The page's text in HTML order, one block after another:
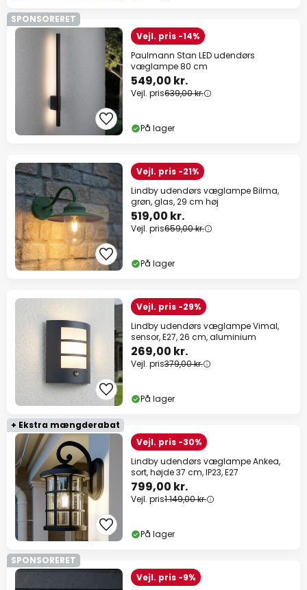
SPONSORERET
Vejl. pris -14%
Paulmann Stan LED udendørs
væglampe 80 cm
549,00 kr.
Vejl. pris639,00 kr.
På lager
Vejl. pris -21%
Lindby udendørs væglampe Bilma,
grøn, glas, 29 cm høj
519,00 kr.
Vejl. pris659,00 kr.
På lager
Vejl. pris -29%
Lindby udendørs væglampe Vimal,
sensor, E27, 26 cm, aluminium
269,00 kr.
Vejl. pris379,00 kr.
På lager
+ Ekstra mængderabat
Vejl. pris -30%
Lindby udendørs væglampe Ankea,
sort, højde 37 cm, IP23, E27
799,00 kr.
Vejl. pris1.149,00 kr.
På lager
SPONSORERET
Vejl. pris -9%